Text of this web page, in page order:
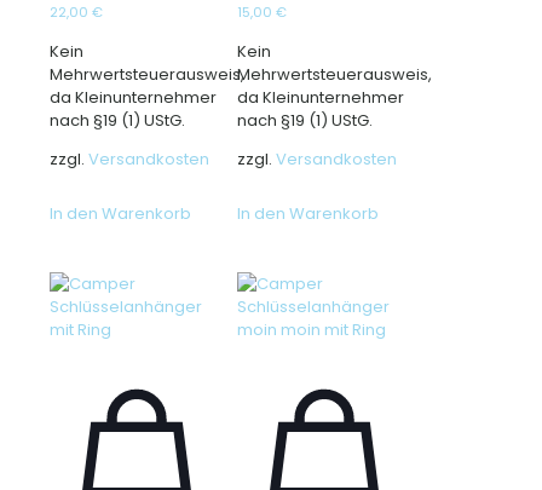
22,00 €
Kein
Mehrwertsteuerausweis,
da Kleinunternehmer
nach §19 (1) UStG.
zzgl. Versandkosten
In den Warenkorb
15,00€
Kein
Mehrwertsteuerausweis,
da Kleinunternehmer
nach §19 (1) UStG.
zzgl.Versandkosten
In den Warenkorb